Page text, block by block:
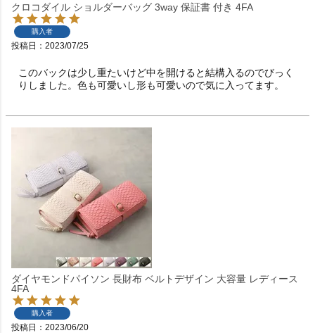
クロコダイル ショルダーバッグ 3way 保証書 付き 4FA
購入者
投稿日 2023/07/25
このバックは少し重たいけど中を開けると結構入るのでびっく
りしました。色も可愛いし形も可愛いので気に入ってます。
ダイヤモンドパイソン 長財布 ベルトデザイン 大容量 レディース
4FA
購入者
投稿日 2023/06/20